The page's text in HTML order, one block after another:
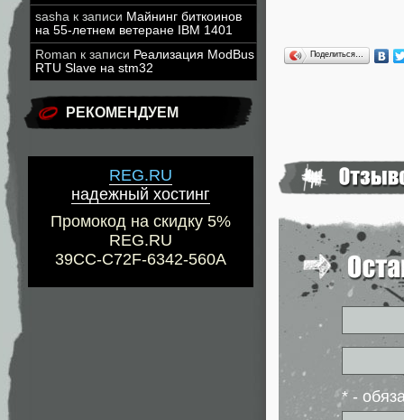
sasha к записи Майнинг биткоинов
на 55-летнем ветеране IBM 1401
Roman к записи Реализация ModBus
RTU Slave на stm32
РЕКОМЕНДУЕМ
REG.RU
надежный хостинг
Промокод на скидку 5%
REG.RU
39CC-C72F-6342-560A
Поделиться…
* -